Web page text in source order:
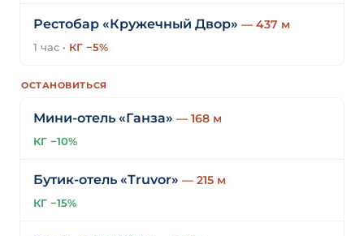
Рестобар «Кружечный Двор» — 437 м
1 час · КГ −5%
ОСТАНОВИТЬСЯ
Мини-отель «Ганза» — 168 м
КГ −10%
Бутик-отель «Truvor» — 215 м
КГ −15%